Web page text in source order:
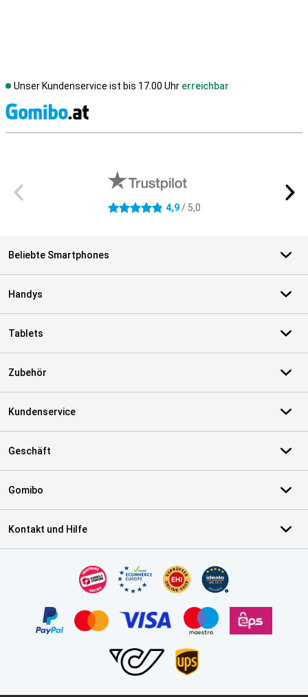
Unser Kundenservice ist bis 17.00 Uhr erreichbar
4.9 Sterne 4,9/ 5,0
Beliebte Smartphones
Handys
Tablets
Zubehör
Kundenservice
Geschäft
Gomibo
Kontakt und Hilfe